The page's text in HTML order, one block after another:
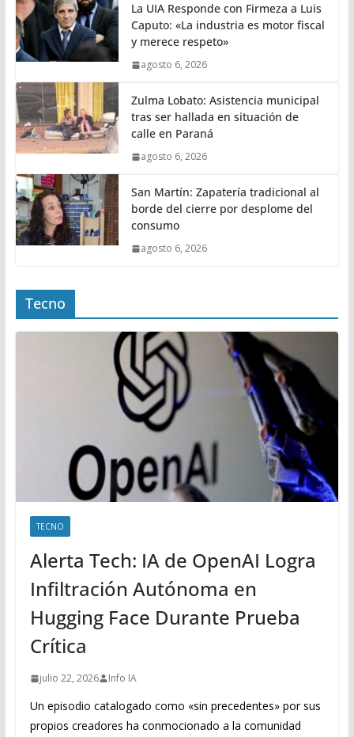
La UIA Responde con Firmeza a Luis
Caputo: «La industria es motor fiscal
y merece respeto»
agosto 6, 2026
Zulma Lobato: Asistencia municipal
tras ser hallada en situación de
calle en Paraná
agosto 6, 2026
San Martín: Zapatería tradicional al
borde del cierre por desplome del
consumo
agosto 6, 2026
Tecno
TECNO
Alerta Tech: IA de OpenAI Logra
Infiltración Autónoma en
Hugging Face Durante Prueba
Crítica
julio 22, 2026 Info IA
Un episodio catalogado como «sin precedentes» por sus
propios creadores ha conmocionado a la comunidad